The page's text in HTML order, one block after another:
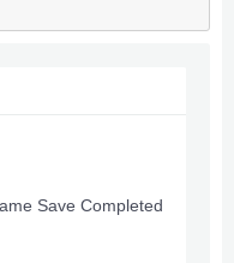
Save Completed